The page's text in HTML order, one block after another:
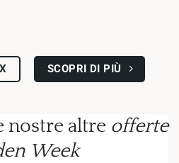
SCOPRI DI PIÙ
nostre altre offerte
Week